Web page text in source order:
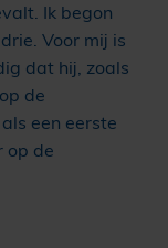
Ik begon
Voor mij is
dat hij, zoals
de
een eerste
op de